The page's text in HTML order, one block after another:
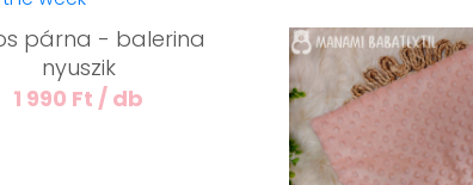
párna - balerina
nyuszik
1 990 Ft / db